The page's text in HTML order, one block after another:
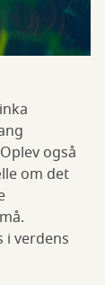
også
om det
i verdens